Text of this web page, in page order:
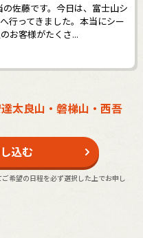
佐藤です。今日は、富士山シ
行ってきました。本当にシー
お客様がたくさ...
太良山・磐梯山・西吾
込む
希望の日程を必ず選択した上でお申し